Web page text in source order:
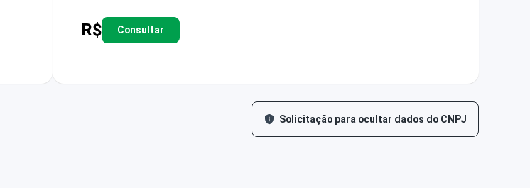
R$ Consultar
Solicitação para ocultar dados do CNPJ